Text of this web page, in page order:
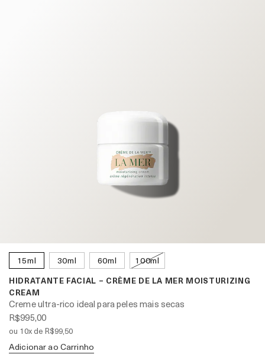
15ml 30ml 60ml 100ml
HIDRATANTE FACIAL – CRÈME DE LA MER MOISTURIZING
CREAM
Creme ultra-rico ideal para peles mais secas
R$995,00
ou 10x de R$99,50
Adicionar ao Carrinho